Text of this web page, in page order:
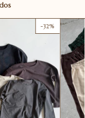
-32%